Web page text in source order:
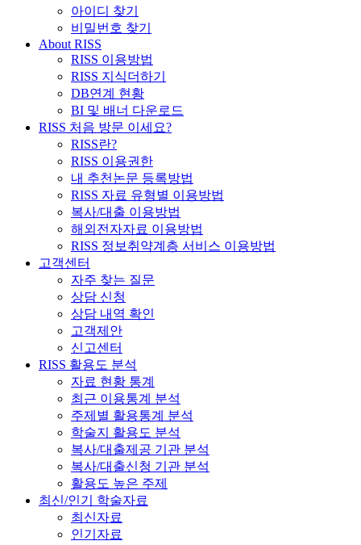
아이디 찾기
비밀번호 찾기
About RISS
RISS 이용방법
RISS 지식더하기
DB연계 현황
BI 및 배너 다운로드
RISS 처음 방문 이세요?
RISS란?
RISS 이용권한
내 추천논문 등록방법
RISS 자료 유형별 이용방법
복사/대출 이용방법
해외전자자료 이용방법
RISS 정보취약계층 서비스 이용방법
고객센터
자주 찾는 질문
상담 신청
상담 내역 확인
고객제안
신고센터
RISS 활용도 분석
자료 현황 통계
최근 이용통계 분석
주제별 활용통계 분석
학술지 활용도 분석
복사/대출제공 기관 분석
복사/대출신청 기관 분석
활용도 높은 주제
최신/인기 학술자료
최신자료
인기자료